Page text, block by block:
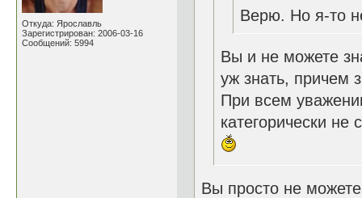
Откуда: Ярославль
Зарегистрирован: 2006-03-16
Сообщений: 5994
Верю. Но я-то
Вы и не можете
уж знать, причем
При всем
категорически не
Вы просто не